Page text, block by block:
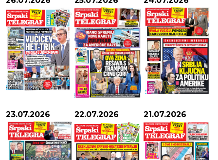
23.07.2026 22.07.2026 21.07.2026